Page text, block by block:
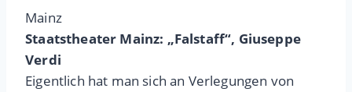
Mainz
Staatstheater Mainz: „Falstaff“, Giuseppe
Verdi
Eigentlich hat man sich an Verlegungen von